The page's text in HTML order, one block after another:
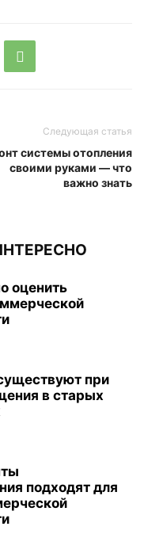
Следующая статья
системы отопления
своими руками — что
важно знать
оценить
при
в старых
подходят для